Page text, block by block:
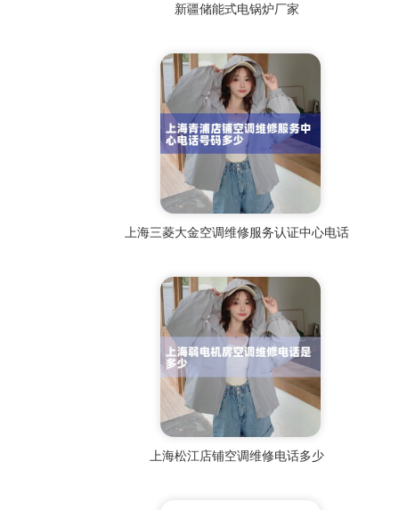
新疆储能式电锅炉厂家
上海三菱大金空调维修服务认证中心电话
上海松江店铺空调维修电话多少